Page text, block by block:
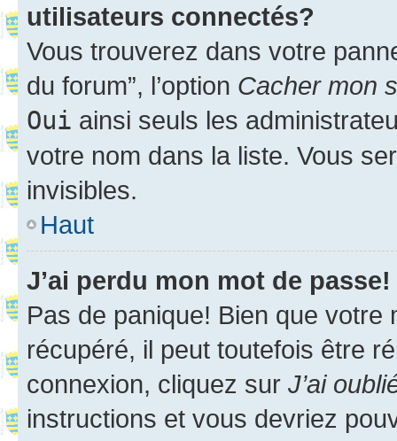
utilisateurs connectés?
Vous trouverez dans votre
du forum”, l’option Cacher mon
Oui ainsi seuls les
votre nom dans la liste. Vous
invisibles.
Haut
J’ai perdu mon mot de passe!
Pas de panique! Bien que
récupéré, il peut toutefois être
connexion, cliquez sur J’ai
instructions et vous devriez